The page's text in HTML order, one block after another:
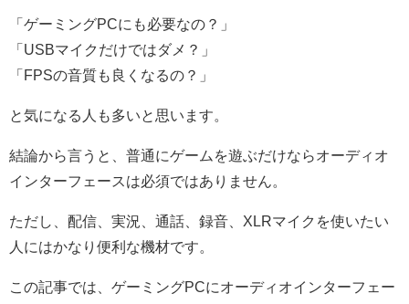
「ゲーミングPCにも必要なの？」
「USBマイクだけではダメ？」
「FPSの音質も良くなるの？」
と気になる人も多いと思います。
結論から言うと、普通にゲームを遊ぶだけならオーディオ
インターフェースは必須ではありません。
ただし、配信、実況、通話、録音、XLRマイクを使いたい
人にはかなり便利な機材です。
この記事では、ゲーミングPCにオーディオインターフェー